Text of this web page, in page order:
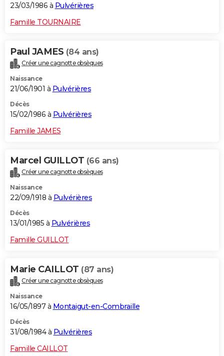
23/03/1986 à Pulvérières
Famille TOURNAIRE
Paul JAMES (84 ans)
Créer une cagnotte obsèques
Naissance
21/06/1901 à Pulvérières
Décès
15/02/1986 à Pulvérières
Famille JAMES
Marcel GUILLOT (66 ans)
Créer une cagnotte obsèques
Naissance
22/09/1918 à Pulvérières
Décès
13/01/1985 à Pulvérières
Famille GUILLOT
Marie CAILLOT (87 ans)
Créer une cagnotte obsèques
Naissance
16/05/1897 à Montaigut-en-Combraille
Décès
31/08/1984 à Pulvérières
Famille CAILLOT